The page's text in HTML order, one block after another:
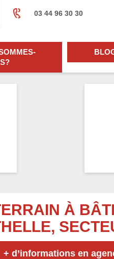
03 44 96 30 30
À
+ d’informations en